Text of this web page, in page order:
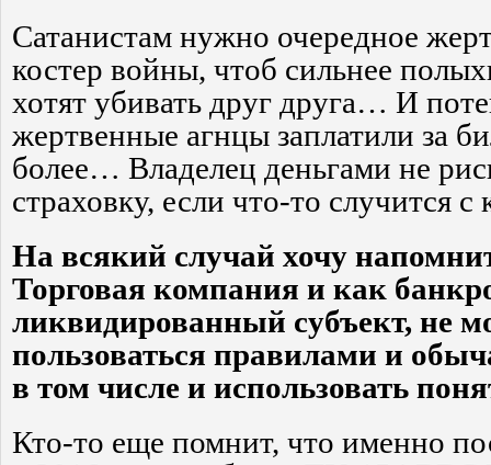
Сатанистам нужно очередное
костер войны, чтоб сильнее
хотят убивать друг друга… И
жертвенные агнцы заплатили за
более… Владелец деньгами не
страховку, если что-то случится
На всякий случай хочу
Торговая компания и как
ликвидированный субъект, не
пользоваться правилами и
в том числе и использовать
Кто-то еще помнит, что именно